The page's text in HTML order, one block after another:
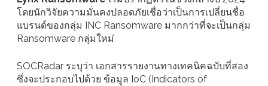
โดยนักวิจัยความมั่นคงปลอดภัยเชื่อว่าเป็นการเปลี่ยนชื่อ
แบรนด์ของกลุ่ม INC Ransomware มากกว่าที่จะเป็นกลุ่ม
Ransomware กลุ่มใหม่
SOCRadar ระบุว่า เอกสารรายงานทางเทคนิคฉบับที่สอง
ซึ่งจะประกอบไปด้วย ข้อมูล IoC (Indicators of